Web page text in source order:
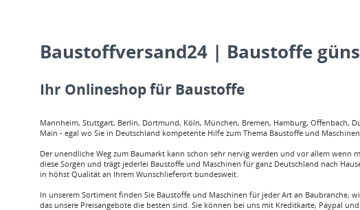
Baustoffversand24 | Baustoffe
Ihr Onlineshop für Baustoffe
Mannheim, Stuttgart, Berlin, Dortmund, Köln, München, Bremen, Hamburg, Offenbach,
Main - egal wo Sie in Deutschland kompetente Hilfe zum Thema Baustoffe und
Der unendliche Weg zum Baumarkt kann schon sehr nervig werden und vor allem
diese Sorgen und trägt jederlei Baustoffe und Maschinen für ganz Deutschland nach
in höhst Qualität an Ihrem Wunschlieferort bundesweit.
In unserem Sortiment finden Sie Baustoffe und Maschinen für jeder Art an Baubranche,
das unsere Preisangebote die besten sind. Sie können bei uns mit Kreditkarte, Paypal